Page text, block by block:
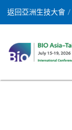
返回亞洲生技大會